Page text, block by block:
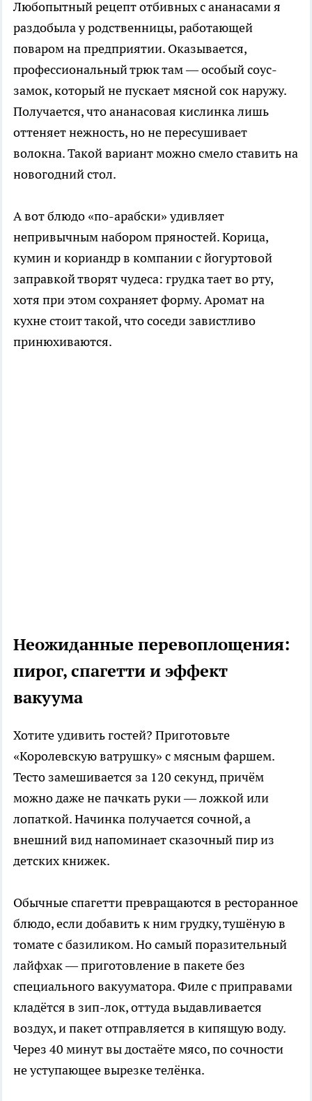
Любопытный рецепт отбивных с ананасами я
раздобыла у родственницы, работающей
поваром на предприятии. Оказывается,
профессиональный трюк там — особый соус-
замок, который не пускает мясной сок наружу.
Получается, что ананасовая кислинка лишь
оттеняет нежность, но не пересушивает
волокна. Такой вариант можно смело ставить на
новогодний стол.
А вот блюдо «по-арабски» удивляет
непривычным набором пряностей. Корица,
кумин и кориандр в компании с йогуртовой
заправкой творят чудеса: грудка тает во рту,
хотя при этом сохраняет форму. Аромат на
кухне стоит такой, что соседи завистливо
принюхиваются.
Неожиданные перевоплощения:
пирог, спагетти и эффект
вакуума
Хотите удивить гостей? Приготовьте
«Королевскую ватрушку» с мясным фаршем.
Тесто замешивается за 120 секунд, причём
можно даже не пачкать руки — ложкой или
лопаткой. Начинка получается сочной, а
внешний вид напоминает сказочный пир из
детских книжек.
Обычные спагетти превращаются в ресторанное
блюдо, если добавить к ним грудку, тушёную в
томате с базиликом. Но самый поразительный
лайфхак — приготовление в пакете без
специального вакууматора. Филе с приправами
кладётся в зип-лок, оттуда выдавливается
воздух, и пакет отправляется в кипящую воду.
Через 40 минут вы достаёте мясо, по сочности
не уступающее вырезке телёнка.